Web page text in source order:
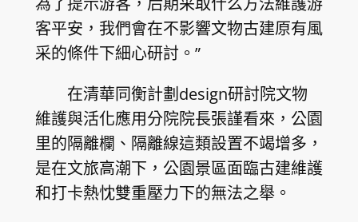
客平安，我們會在不影響文物古建原有風
采的條件下細心研討。”
在清華同衡計劃design研討院文物
維護與活化應用分院院長張謹看來，公園
里的隔離欄、隔離線這類設置不竭增多，
是在文旅高潮下，公園景區面臨古建維護
和打卡熱忱雙重壓力下的無法之舉。